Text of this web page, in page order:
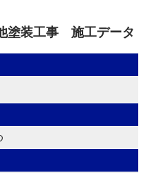
塗装工事 施工データ